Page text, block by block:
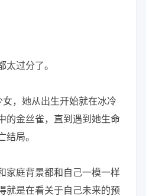
过分了。
，她从出生开始就在冰冷
的金丝雀，直到遇到她生命
局。
庭背景都和自己一模一样
就是在看关于自己未来的预